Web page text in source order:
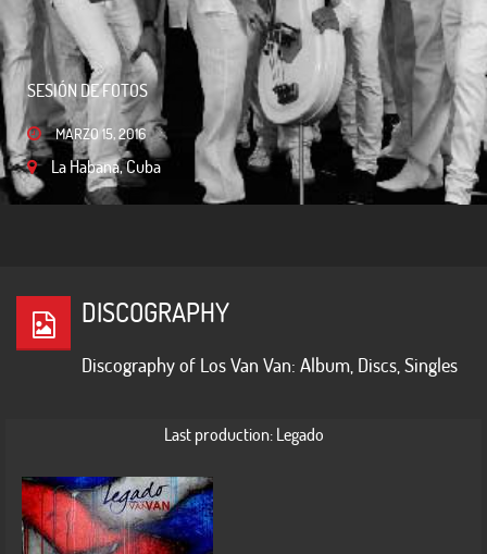
SESIÓN DE FOTOS
MARZO 15, 2016
La Habana, Cuba
FOTOS VARIADAS
MARZO 13, 2016
La Habana, Cuba
DISCOGRAPHY
Discography of Los Van Van: Album, Discs, Singles
Last production: Legado